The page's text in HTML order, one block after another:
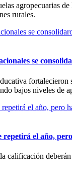
agropecuarias
rurales.
se
bajos niveles de
el año,
calificación